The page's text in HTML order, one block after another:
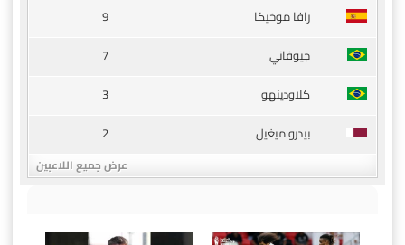
رافا موخيكا
9
جيوفاني
7
كلاودينهو
3
بيدرو ميغيل
2
عرض جميع اللاعبين